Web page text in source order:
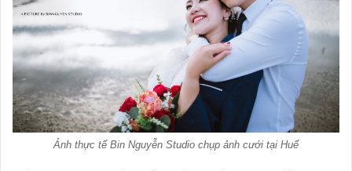
Ảnh thực tế Bin Nguyễn Studio chụp ảnh cưới tại Huế